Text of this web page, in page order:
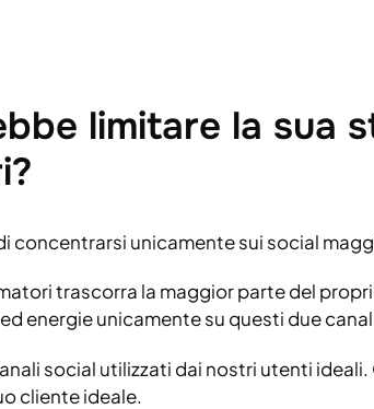
limitare la sua
concentrarsi unicamente sui social
trascorra la maggior parte del
energie unicamente su questi due
social utilizzati dai nostri utenti
cliente ideale.